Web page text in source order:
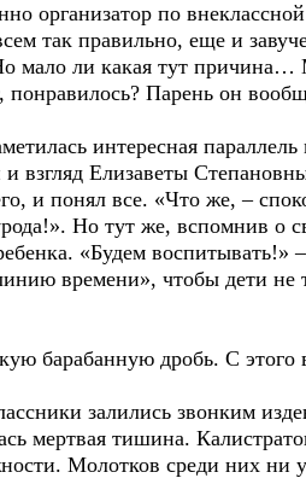
организатор по
так правильно, еще и
мало ли какая тут
Парень он
интересная
и взгляд Елизаветы
и понял все. «Что же, –
Но тут же, вспомнив о
«Будем
времени», чтобы дети не
барабанную дробь. С этого
залились звонким
мертвая тишина.
Молотков среди них ни